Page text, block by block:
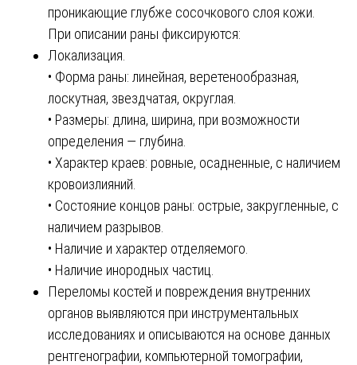
проникающие глубже сосочкового слоя кожи.
При описании раны фиксируются:
Локализация.
• Форма раны: линейная, веретенообразная,
лоскутная, звездчатая, округлая.
• Размеры: длина, ширина, при возможности
определения — глубина.
• Характер краев: ровные, осадненные, с наличием
кровоизлияний.
• Состояние концов раны: острые, закругленные, с
наличием разрывов.
• Наличие и характер отделяемого.
• Наличие инородных частиц.
Переломы костей и повреждения внутренних
органов выявляются при инструментальных
исследованиях и описываются на основе данных
рентгенографии, компьютерной томографии,